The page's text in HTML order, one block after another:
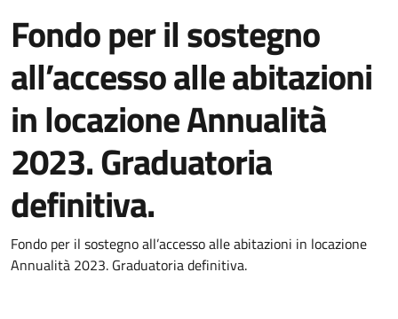
Fondo per il sostegno
all’accesso alle abitazioni
in locazione Annualità
2023. Graduatoria
definitiva.
Dettagli della notizia
Fondo per il sostegno all’accesso alle abitazioni in locazione
Annualità 2023. Graduatoria definitiva.